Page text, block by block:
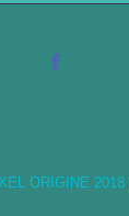
ORIGINE 2018|